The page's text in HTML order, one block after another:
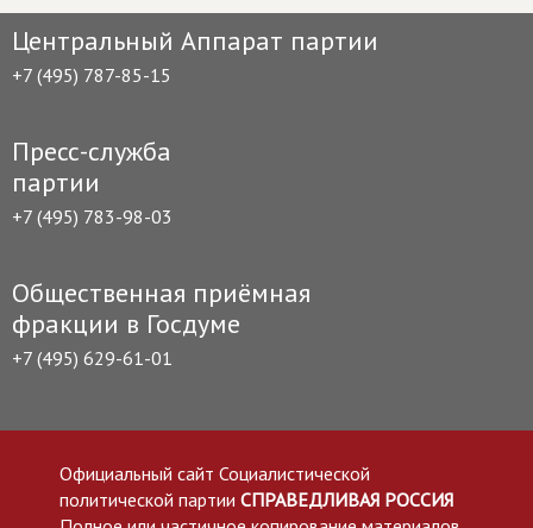
Центральный Аппарат партии
+7 (495) 787-85-15
Пресс-служба
партии
+7 (495) 783-98-03
Общественная приёмная
фракции в Госдуме
+7 (495) 629-61-01
Официальный сайт Социалистической
политической партии СПРАВЕДЛИВАЯ РОССИЯ